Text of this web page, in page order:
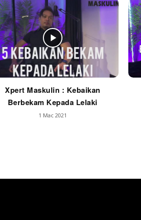
Xpert Maskulin : Kebaikan
Berbekam Kepada Lelaki
1 Mac 2021